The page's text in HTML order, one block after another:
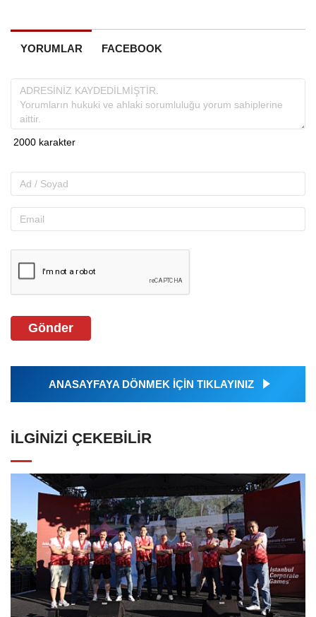
YORUMLAR FACEBOOK
Gönder
ANASAYFAYA DÖNMEK İÇİN TIKLAYINIZ
İLGINIZI ÇEKEBILIR